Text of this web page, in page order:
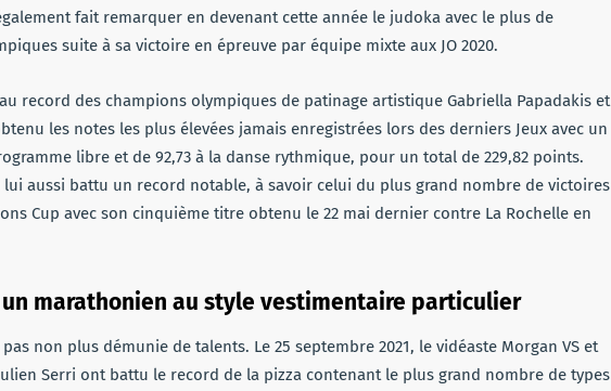
fait remarquer en devenant cette année le judoka avec le plus de
suite à sa victoire en épreuve par équipe mixte aux JO 2020.
record des champions olympiques de patinage artistique Gabriella Papadakis et
les notes les plus élevées jamais enregistrées lors des derniers Jeux avec un
libre et de 92,73 à la danse rythmique, pour un total de 229,82 points.
lui aussi battu un record notable, à savoir celui du plus grand nombre de victoires
Cup avec son cinquième titre obtenu le 22 mai dernier contre La Rochelle en
marathonien au style vestimentaire particulier
pas non plus démunie de talents. Le 25 septembre 2021, le vidéaste Morgan VS et
Serri ont battu le record de la pizza contenant le plus grand nombre de types